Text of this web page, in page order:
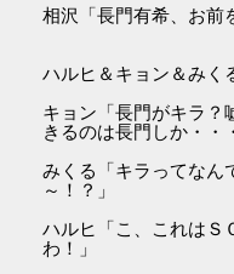
相沢「長門有希、お前
ハルヒ＆キョン＆みく
キョン「長門がキラ？
きるのは長門しか・・
みくる「キラってなん
～！？」
ハルヒ「こ、これはＳ
わ！」